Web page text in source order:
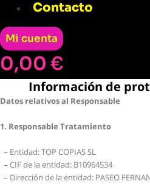
Contacto
Mi cuenta
0,00 €
Información de
Datos relativos al Responsable
1. Responsable Tratamiento
– Entidad: TOP COPIAS SL
– CIF de la entidad: B10964534
– Dirección de la entidad: PASEO